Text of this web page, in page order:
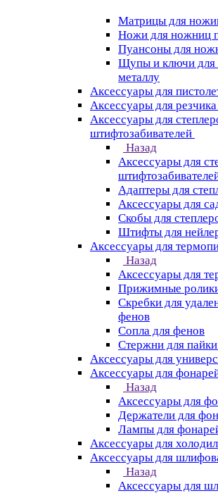
Матрицы для
Ножи для ножниц
Пуансоны для
Щупы и ключи для
металлу
Аксессуары для
Аксессуары для
Аксессуары для
штифтозабивателей
Назад
Аксессуары для
Адаптеры для
Аксессуары для
Скобы для
Штифты для
Аксессуары для
Назад
Аксессуары для
Прижимные
Скребки для
фенов
Сопла для фенов
Стержни для
Аксессуары для
Аксессуары для
Назад
Аксессуары для
Держатели для
Лампы для
Аксессуары для
Аксессуары для
Назад
Аксессуары для